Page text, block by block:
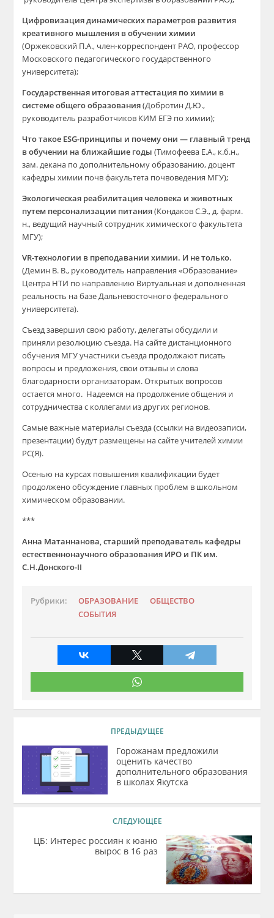
Цифровизация динамических параметров развития
креативного мышления в обучении химии
(Оржековский П.А., член-корреспондент РАО, профессор
Московского педагогического государственного
университета);
Государственная итоговая аттестация по химии в
системе общего образования(Добротин Д.Ю.,
руководитель разработчиков КИМ ЕГЭ по химии);
Что такое ESG-принципы и почему они — главный тренд
в обучении на ближайшие годы (Тимофеева Е.А., к.б.н.,
зам. декана по дополнительному образованию, доцент
кафедры химии почв факультета почвоведения МГУ);
Экологическая реабилитация человека и животных
путем персонализации питания(Кондаков С.Э., д. фарм.
н., ведущий научный сотрудник химического факультета
МГУ);
VR-технологии в преподавании химии. И не только.
(Демин В. В., руководитель направления «Образование»
Центра НТИ по направлению Виртуальная и дополненная
реальность на базе Дальневосточного федерального
университета).
Съезд завершил свою работу, делегаты обсудили и
приняли резолюцию съезда. На сайте дистанционного
обучения МГУ участники съезда продолжают писать
вопросы и предложения, свои отзывы и слова
благодарности организаторам. Открытых вопросов
остается много. Надеемся на продолжение общения и
сотрудничества с коллегами из других регионов.
Самые важные материалы съезда (ссылки на видеозаписи,
презентации) будут размещены на сайте учителей химии
РС(Я).
Осенью на курсах повышения квалификации будет
продолжено обсуждение главных проблем в школьном
химическом образовании.
***
Анна Матаннанова, старший преподаватель кафедры
естественнонаучного образования ИРО и ПК им.
С.Н.Донского-II
Рубрики: ОБРАЗОВАНИЕ
ОБЩЕСТВО
СОБЫТИЯ
ПРЕДЫДУЩЕЕ
Горожанам предложили
оценить качество
дополнительного образования
в школах Якутска
СЛЕДУЮЩЕЕ
ЦБ: Интерес россиян к юаню
вырос в 16 раз